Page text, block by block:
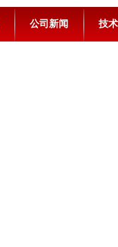
公司新闻 技